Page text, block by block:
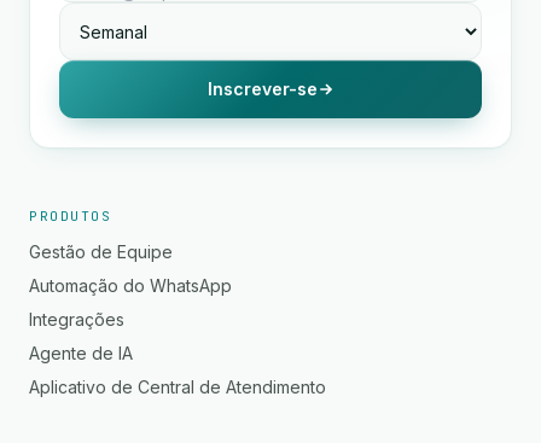
Inscrever-se
PRODUTOS
Gestão de Equipe
Automação do WhatsApp
Integrações
Agente de IA
Aplicativo de Central de Atendimento